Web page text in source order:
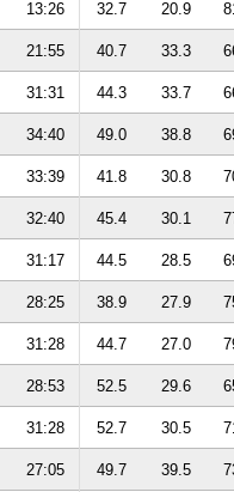
13:26 32.7 20.9
21:55 40.7 33.3
31:31 44.3 33.7
34:40 49.0 38.8
33:39 41.8 30.8
32:40 45.4 30.1
31:17 44.5 28.5
28:25 38.9 27.9
31:28 44.7 27.0
28:53 52.5 29.6
31:28 52.7 30.5
27:05 49.7 39.5